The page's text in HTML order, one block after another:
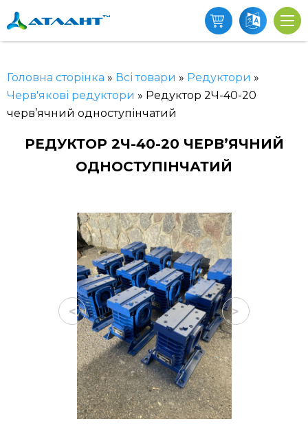
Головна сторінка » Всі товари » Редуктори »
Черв'якові редуктори » Редуктор 2Ч-40-20
черв’ячний одноступінчатий
РЕДУКТОР 2Ч-40-20 ЧЕРВ’ЯЧНИЙ
ОДНОСТУПІНЧАТИЙ
< >